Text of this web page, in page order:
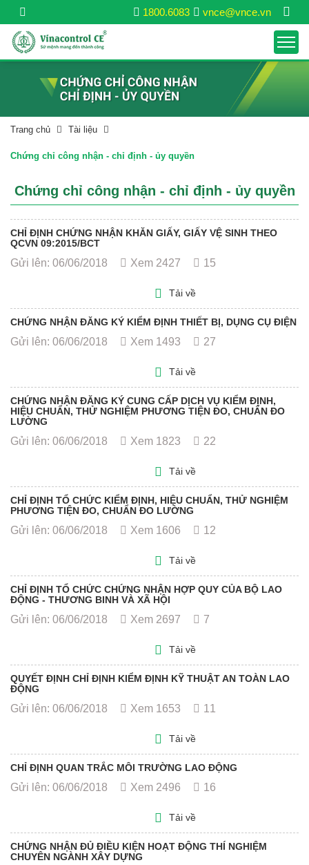
vnce@vnce.vn
1800.6083
Trang chủ Tài liệu
Chứng chỉ công nhận - chỉ định - ủy quyền
Chứng chỉ công nhận - chỉ định - ủy quyền
CHỈ ĐỊNH CHỨNG NHẬN KHĂN GIẤY, GIẤY VỆ SINH THEO
QCVN 09:2015/BCT
Gửi lên: 06/06/2018 Xem 2427 15
Tải về
CHỨNG NHẬN ĐĂNG KÝ KIỂM ĐỊNH THIẾT BỊ, DỤNG CỤ ĐIỆN
Gửi lên: 06/06/2018 Xem 1493 27
Tải về
CHỨNG NHẬN ĐĂNG KÝ CUNG CẤP DỊCH VỤ KIỂM ĐỊNH,
HIỆU CHUẨN, THỬ NGHIỆM PHƯƠNG TIỆN ĐO, CHUẨN ĐO
LƯỜNG
Gửi lên: 06/06/2018 Xem 1823 22
Tải về
CHỈ ĐỊNH TỔ CHỨC KIỂM ĐỊNH, HIỆU CHUẨN, THỬ NGHIỆM
PHƯƠNG TIỆN ĐO, CHUẨN ĐO LƯỜNG
Gửi lên: 06/06/2018 Xem 1606 12
Tải về
CHỈ ĐỊNH TỔ CHỨC CHỨNG NHẬN HỢP QUY CỦA BỘ LAO
ĐỘNG - THƯƠNG BINH VÀ XÃ HỘI
Gửi lên: 06/06/2018 Xem 2697 7
Tải về
QUYẾT ĐỊNH CHỈ ĐỊNH KIỂM ĐỊNH KỸ THUẬT AN TOÀN LAO
ĐỘNG
Gửi lên: 06/06/2018 Xem 1653 11
Tải về
CHỈ ĐỊNH QUAN TRẮC MÔI TRƯỜNG LAO ĐỘNG
Gửi lên: 06/06/2018 Xem 2496 16
Tải về
CHỨNG NHẬN ĐỦ ĐIỀU KIỆN HOẠT ĐỘNG THÍ NGHIỆM
CHUYÊN NGÀNH XÂY DỰNG